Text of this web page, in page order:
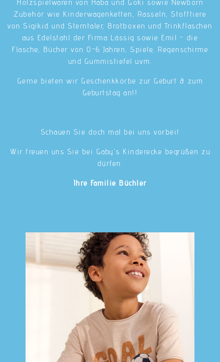
Holzspielwaren von Haba und Goki sowie Newborn
Zubehör wie Kinderwagenketten, Rasseln, Stofftiere
von Sigikid und Sterntaler, Brotboxen und Trinkflaschen
aus Edelstahl der Firma Lässig sowie Emil - die
Flasche, Bücher von 0-6 Jahren, Spiele, Regenschirme
und Gummistiefel uvm.
Gerne bieten wir Geschenkkörbe zur Geburt & zum
Geburtstag an!!
Schauen Sie doch mal bei uns vorbei!
Wir freuen uns Sie bei Gaby's Kinderecke begrüßen zu
dürfen.
Ihre Familie Büchler